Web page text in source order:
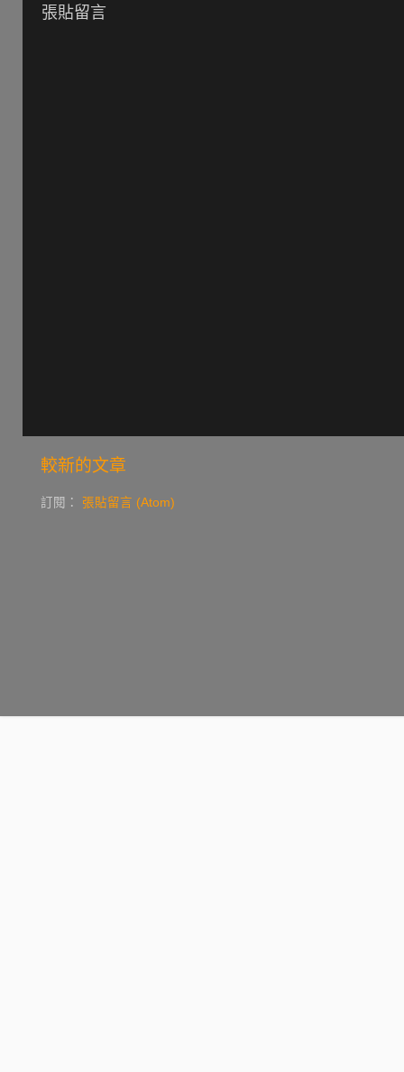
張貼留言
較新的文章
訂閱： 張貼留言 (Atom)